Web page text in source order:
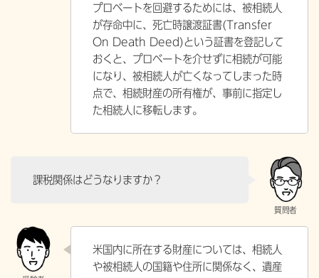
プロベートを回避するためには、被相続人
が存命中に、死亡時譲渡証書(Transfer
On Death Deed)という証書を登記して
おくと、プロベートを介せずに相続が可能
になり、被相続人が亡くなってしまった時
点で、相続財産の所有権が、事前に指定し
た相続人に移転します。
課税関係はどうなりますか？
米国内に所在する財産については、相続人
や被相続人の国籍や住所に関係なく、遺産